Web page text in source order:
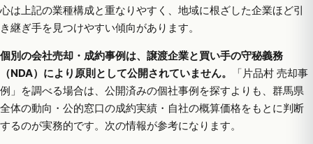
心は上記の業種構成と重なりやすく、地域に根ざした企業ほど引
き継ぎ手を見つけやすい傾向があります。
個別の会社売却・成約事例は、譲渡企業と買い手の守秘義務
（NDA）により原則として公開されていません。
「片品村 売却事
例」を調べる場合は、公開済みの個社事例を探すよりも、群馬県
全体の動向・公的窓口の成約実績・自社の概算価格をもとに判断
するのが実務的です。次の情報が参考になります。